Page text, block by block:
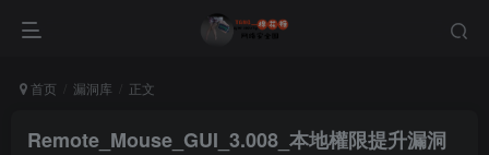
首页 漏洞库 正文
Remote_Mouse_GUI_3.008_本地權限提升漏洞